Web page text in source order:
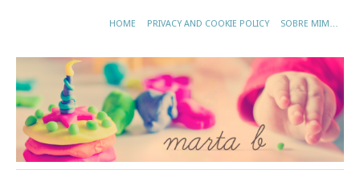
HOME PRIVACY AND COOKIE POLICY SOBRE MIM…